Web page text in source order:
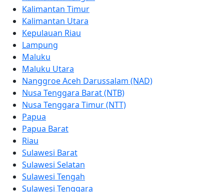
Kalimantan Timur
Kalimantan Utara
Kepulauan Riau
Lampung
Maluku
Maluku Utara
Nanggroe Aceh Darussalam (NAD)
Nusa Tenggara Barat (NTB)
Nusa Tenggara Timur (NTT)
Papua
Papua Barat
Riau
Sulawesi Barat
Sulawesi Selatan
Sulawesi Tengah
Sulawesi Tenggara